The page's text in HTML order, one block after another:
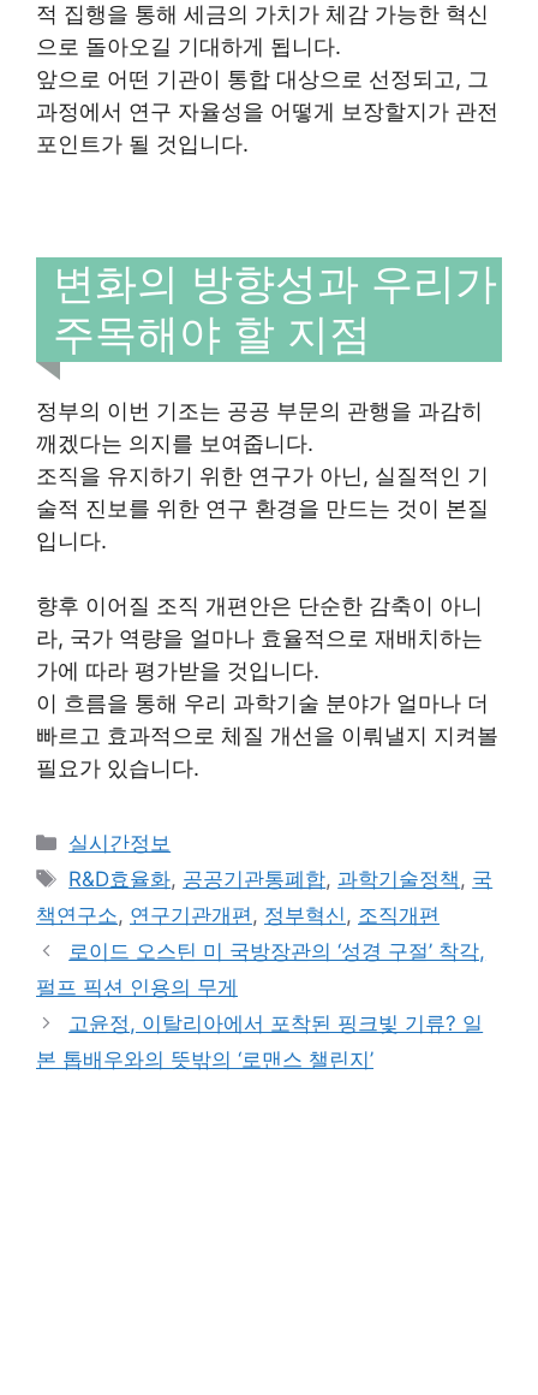
적 집행을 통해 세금의 가치가 체감 가능한 혁신
으로 돌아오길 기대하게 됩니다.
앞으로 어떤 기관이 통합 대상으로 선정되고, 그
과정에서 연구 자율성을 어떻게 보장할지가 관전
포인트가 될 것입니다.
변화의 방향성과 우리가
주목해야 할 지점
정부의 이번 기조는 공공 부문의 관행을 과감히
깨겠다는 의지를 보여줍니다.
조직을 유지하기 위한 연구가 아닌, 실질적인 기
술적 진보를 위한 연구 환경을 만드는 것이 본질
입니다.
향후 이어질 조직 개편안은 단순한 감축이 아니
라, 국가 역량을 얼마나 효율적으로 재배치하는
가에 따라 평가받을 것입니다.
이 흐름을 통해 우리 과학기술 분야가 얼마나 더
빠르고 효과적으로 체질 개선을 이뤄낼지 지켜볼
필요가 있습니다.
Categories
실시간정보
Tags
R&D효율화, 공공기관통폐합, 과학기술정책, 국
책연구소, 연구기관개편, 정부혁신, 조직개편
로이드 오스틴 미 국방장관의 ‘성경 구절’ 착각,
펄프 픽션 인용의 무게
고윤정, 이탈리아에서 포착된 핑크빛 기류? 일
본 톱배우와의 뜻밖의 ‘로맨스 챌린지’